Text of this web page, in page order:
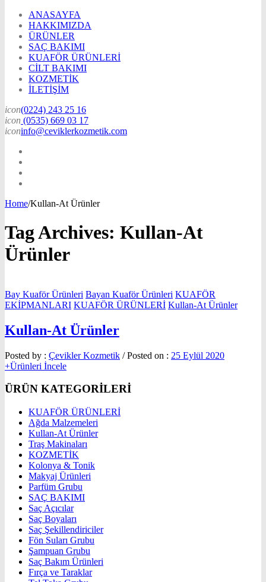
ANASAYFA
HAKKIMIZDA
ÜRÜNLER
SAÇ BAKIMI
KUAFÖR ÜRÜNLERİ
CİLT BAKIMI
KOZMETİK
İLETİŞİM
icon(0224) 243 25 16
icon (0535) 669 03 17
iconinfo@ceviklerkozmetik.com
Home/Kullan-At Ürünler
Tag Archives: Kullan-At
Ürünler
Bay Kuaför Ürünleri Bayan Kuaför Ürünleri KUAFÖR
EKİPMANLARI KUAFÖR ÜRÜNLERİ Kullan-At Ürünler
Kullan-At Ürünler
Posted by : Çevikler Kozmetik / Posted on : 25 Eylül 2020
+Ürünleri İncele
ÜRÜN KATEGORİLERİ
KUAFÖR ÜRÜNLERİ
Ağda Malzemeleri
Kullan-At Ürünler
Traş Makinaları
KOZMETİK
Kolonya & Tonik
Makyaj Ürünleri
Parfüm Grubu
SAÇ BAKIMI
Saç Açıcılar
Saç Boyaları
Saç Şekillendiriciler
Fön Suları Grubu
Şampuan Grubu
Saç Bakım Ürünleri
Fırça ve Taraklar